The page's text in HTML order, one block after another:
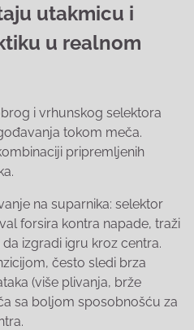
utakmicu i
u realnom
i vrhunskog selektora
tokom meča.
pripremljenih
na suparnika: selektor
forsira kontra napade, traži
izgradi igru kroz centra.
često sledi brza
(više plivanja, brže
sa boljom sposobnošću za